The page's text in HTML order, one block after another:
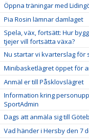
Öppna träningar med
Pia Rosin lämnar damlaget
Spela, väx, fortsätt: Hur
tjejer vill fortsätta växa?
Nu startar vi kvarterslag för
Minibasketlägret öppet för
Anmäl er till Påsklovslägret
Information kring
SportAdmin
Dags att anmäla sig till
Vad händer i Hersby den 7